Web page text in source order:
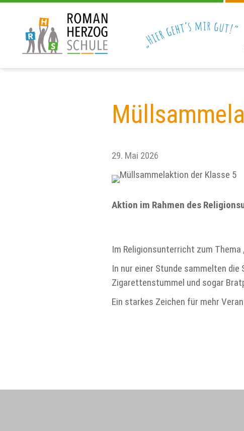
29. Mai 2026
Aktion im Rahmen des
Im Religionsunterricht zum Thema
In nur einer Stunde sammelten
Zigarettenstummel und sogar
Ein starkes Zeichen für mehr